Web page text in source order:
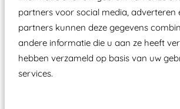
partners voor social media, adverteren
partners kunnen deze gegevens
andere informatie die u aan ze heeft
hebben verzameld op basis van uw
services.
Elk speeltoestel in de openbare
moet zijn van een typekeuring, -
certificering, uitgegeven door een
aangewezen keuringsinstantie?
Wij ook speeltoestellen kunnen